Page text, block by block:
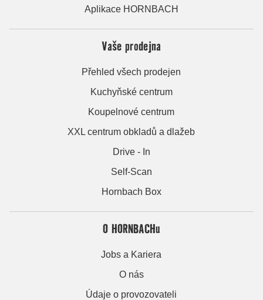
Aplikace HORNBACH
Vaše prodejna
Přehled všech prodejen
Kuchyňské centrum
Koupelnové centrum
XXL centrum obkladů a dlažeb
Drive - In
Self-Scan
Hornbach Box
O HORNBACHu
Jobs a Kariera
O nás
Údaje o provozovateli